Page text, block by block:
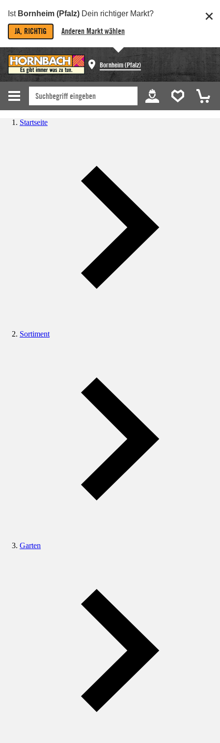
Ist Bornheim (Pfalz) Dein richtiger Markt?
JA, RICHTIG Anderen Markt wählen
Bornheim (Pfalz)
Startseite
Sortiment
Garten